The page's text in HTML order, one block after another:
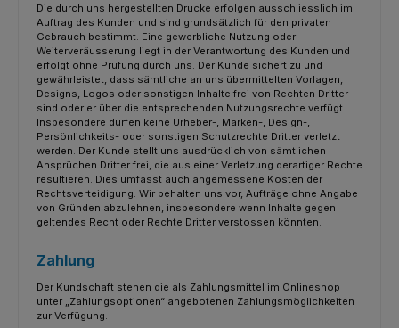
Die durch uns hergestellten Drucke erfolgen ausschliesslich im
Auftrag des Kunden und sind grundsätzlich für den privaten
Gebrauch bestimmt. Eine gewerbliche Nutzung oder
Weiterveräusserung liegt in der Verantwortung des Kunden und
erfolgt ohne Prüfung durch uns. Der Kunde sichert zu und
gewährleistet, dass sämtliche an uns übermittelten Vorlagen,
Designs, Logos oder sonstigen Inhalte frei von Rechten Dritter
sind oder er über die entsprechenden Nutzungsrechte verfügt.
Insbesondere dürfen keine Urheber-, Marken-, Design-,
Persönlichkeits- oder sonstigen Schutzrechte Dritter verletzt
werden. Der Kunde stellt uns ausdrücklich von sämtlichen
Ansprüchen Dritter frei, die aus einer Verletzung derartiger Rechte
resultieren. Dies umfasst auch angemessene Kosten der
Rechtsverteidigung. Wir behalten uns vor, Aufträge ohne Angabe
von Gründen abzulehnen, insbesondere wenn Inhalte gegen
geltendes Recht oder Rechte Dritter verstossen könnten.
Zahlung
Der Kundschaft stehen die als Zahlungsmittel im Onlineshop
unter „Zahlungsoptionen“ angebotenen Zahlungsmöglichkeiten
zur Verfügung.